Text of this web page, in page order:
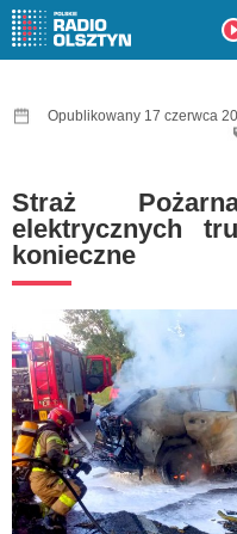
Opublikowany 17 czerwca
Straż
elektrycznych
konieczne